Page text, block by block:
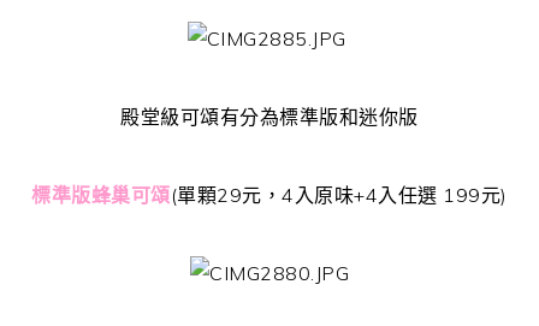
殿堂級可頌有分為標準版和迷你版
標準版蜂巢可頌(單顆29元，4入原味+4入任選 199元)